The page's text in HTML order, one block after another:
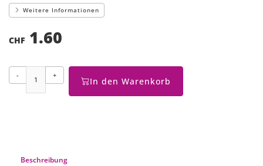
Weitere Informationen
CHF 1.60
- +
In den Warenkorb
Beschreibung